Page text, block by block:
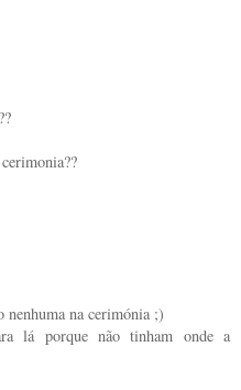
nenhuma na cerimónia ;)
lá porque não tinham onde a